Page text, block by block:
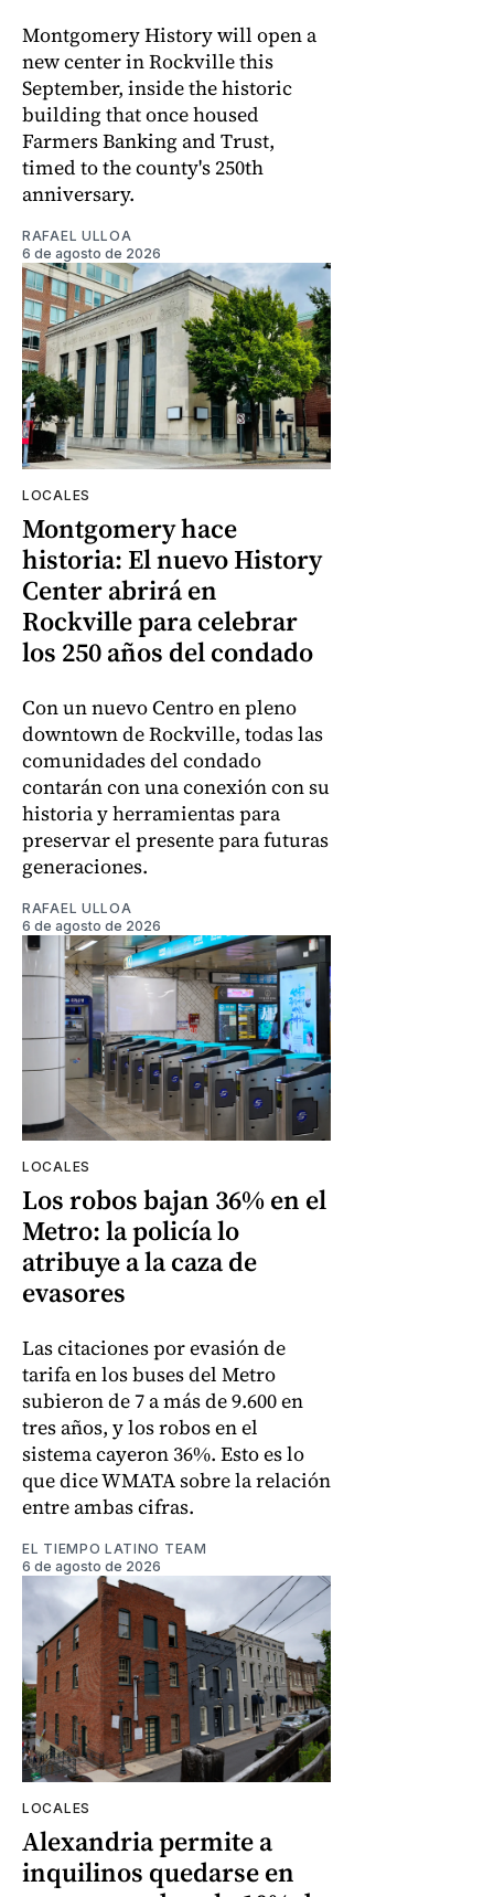
Montgomery History will open a
new center in Rockville this
September, inside the historic
building that once housed
Farmers Banking and Trust,
timed to the county's 250th
anniversary.
RAFAEL ULLOA
6 de agosto de 2026
LOCALES
Montgomery hace
historia: El nuevo History
Center abrirá en
Rockville para celebrar
los 250 años del condado
Con un nuevo Centro en pleno
downtown de Rockville, todas las
comunidades del condado
contarán con una conexión con su
historia y herramientas para
preservar el presente para futuras
generaciones.
RAFAEL ULLOA
6 de agosto de 2026
LOCALES
Los robos bajan 36% en el
Metro: la policía lo
atribuye a la caza de
evasores
Las citaciones por evasión de
tarifa en los buses del Metro
subieron de 7 a más de 9.600 en
tres años, y los robos en el
sistema cayeron 36%. Esto es lo
que dice WMATA sobre la relación
entre ambas cifras.
EL TIEMPO LATINO TEAM
6 de agosto de 2026
LOCALES
Alexandria permite a
inquilinos quedarse en